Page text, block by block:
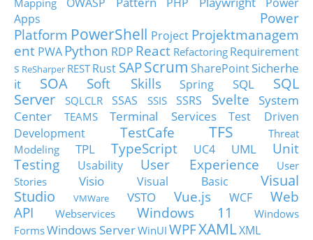
Mapping
Apps
Power
Platform PowerShell Project Projektmanagem
ent PWA Python RDP React Refactoring Requirement
s ReSharper RESTRust SAPScrum SharePointSicherhe
it
SOA Soft Skills Spring SQL
SQL
Server
SQLCLR SSAS SSIS SSRS Svelte
System
Center
TEAMS Terminal Services
Test Driven
Development
TestCafe TFS
Threat
Modeling
TPL TypeScript UC4 UML
Unit
Testing
Usability User Experience
User
Stories
Visio Visual Basic
Visual
Studio
VMWare VSTO Vue.js WCF
Web
API
Webservices Windows 11
Windows
FormsWindows ServerWinUI WPFXAMLXML